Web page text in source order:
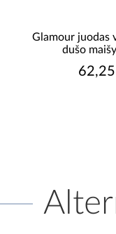
Glamour juodas
dušo